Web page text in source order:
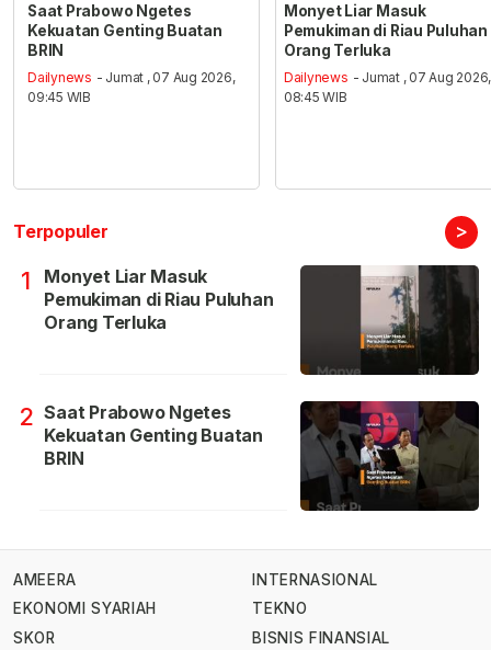
Saat Prabowo Ngetes
Kekuatan Genting Buatan
BRIN
Dailynews - Jumat , 07 Aug 2026,
09:45 WIB
Monyet Liar Masuk
Pemukiman di Riau Puluhan
Orang Terluka
Dailynews - Jumat , 07 Aug 2026,
08:45 WIB
Terpopuler >
1
Monyet Liar Masuk
Pemukiman di Riau Puluhan
Orang Terluka
2 Saat Prabowo Ngetes
Kekuatan Genting Buatan
BRIN
AMEERA
EKONOMI SYARIAH
SKOR
INTERNASIONAL
TEKNO
BISNIS FINANSIAL